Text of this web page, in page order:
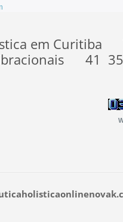
em Curitiba
41